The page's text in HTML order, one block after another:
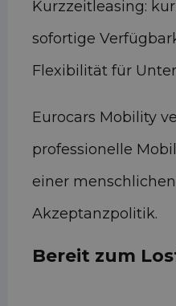
Kurzzeitleasing:
sofortige
Flexibilität für
Eurocars Mobility
professionelle
einer
Akzeptanzpolitik.
Bereit zum